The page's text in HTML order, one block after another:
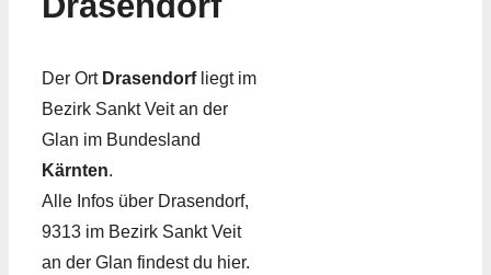
Der Ort Drasendorfliegt im
Bezirk Sankt Veit an der
Glan im Bundesland
Kärnten.
Alle Infos über Drasendorf,
9313 im Bezirk Sankt Veit
an der Glan findest du hier.